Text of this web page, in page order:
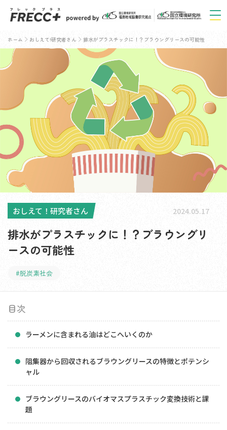
ホーム おしえて!研究者さん 排水がプラスチックに！？ブラウングリースの可能性
おしえて！研究者さん 2024.05.17
排水がプラスチックに！？ブラウングリ
ースの可能性
#脱炭素社会
目次
ラーメンに含まれる油はどこへいくのか
阻集器から回収されるブラウングリースの特徴とポテンシ
ャル
ブラウングリースのバイオマスプラスチック変換技術と課
題